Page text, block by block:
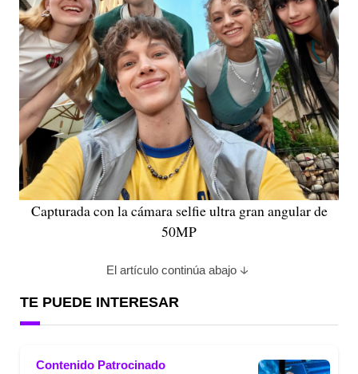
Capturada con la cámara selfie ultra gran angular de
50MP
El artículo continúa abajo
TE PUEDE INTERESAR
Contenido Patrocinado